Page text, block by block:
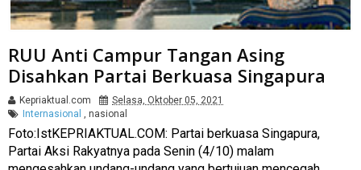
RUU Anti Campur Tangan Asing
Disahkan Partai Berkuasa Singapura
Kepriaktual.com
Selasa, Oktober 05, 2021
Internasional
nasional
Foto:IstKEPRIAKTUAL.COM: Partai berkuasa Singapura,
Partai Aksi Rakyatnya pada Senin (4/10) malam